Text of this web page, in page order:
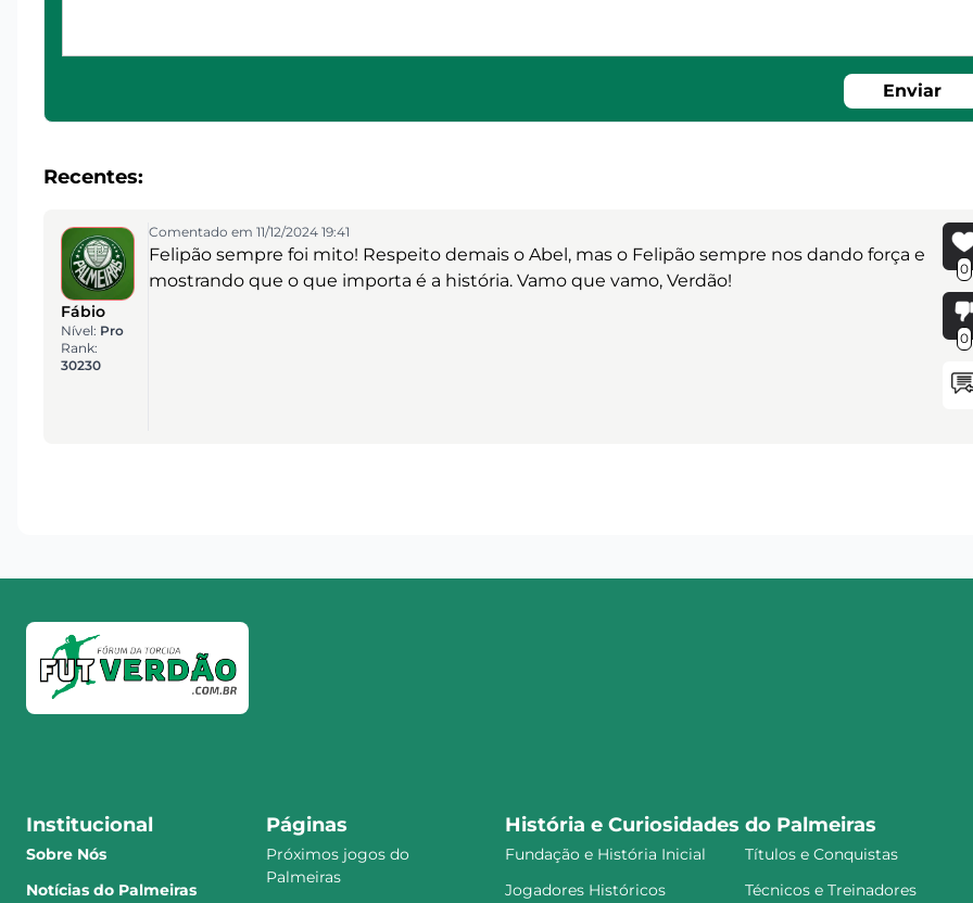
Enviar
Recentes:
Fábio
Nível: Pro
Rank:
30230
Comentado em 11/12/2024 19:41
Felipão sempre foi mito! Respeito demais o Abel, mas o Felipão sempre nos dando força e
mostrando que o que importa é a história. Vamo que vamo, Verdão!
0
0
Institucional
Sobre Nós
Notícias do Palmeiras
Páginas
Próximos jogos do
Palmeiras
História e Curiosidades do Palmeiras
Fundação e História Inicial
Títulos e Conquistas
Jogadores Históricos
Técnicos e Treinadores